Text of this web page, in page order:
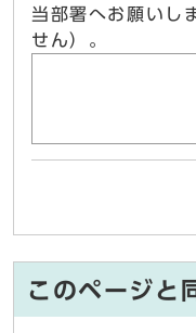
当部署へお願いし
せん）。
このページと